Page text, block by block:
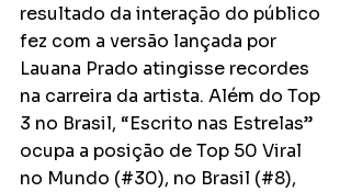
resultado da interação do público
fez com a versão lançada por
Lauana Prado atingisse recordes
na carreira da artista. Além do Top
3 no Brasil, “Escrito nas Estrelas”
ocupa a posição de Top 50 Viral
no Mundo (#30), no Brasil (#8),